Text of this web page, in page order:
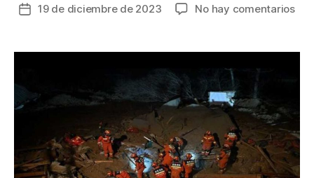
Fecha
entrada
19 de diciembre de 2023 No hay comentariosen
126
el
en